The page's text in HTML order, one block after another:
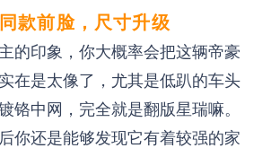
款前脸，尺寸升级
的印象，你大概率会把这辆帝豪
在是太像了，尤其是低趴的车头
铬中网，完全就是翻版星瑞嘛。
你还是能够发现它有着较强的家